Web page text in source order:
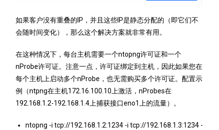
如果客户没有重叠的IP，并且这些IP是静态分配的（即它们不
会随时间变化），那么这个解决方案就非常有用。
在这种情况下，每台主机需要一个ntopng许可证和一个
nProbe许可证。注意一点，许可证绑定到主机，因此如果您在
每个主机上启动多个nProbe，也无需购买多个许可证。配置示
例（ntpng在主机172.16.100.10上激活，nProbes在
192.168.1.2-192.168.1.4上捕获接口eno1上的流量）。
ntopng -i tcp://192.168.1.2:1234 -i tcp://192.168.1.3:1234 -